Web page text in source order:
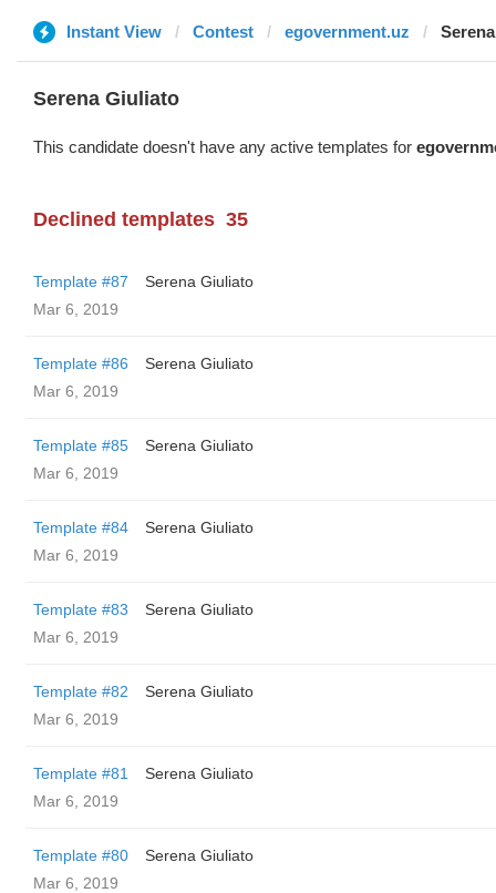
Instant View Contest egovernment.uz
Serena Giuliato
This candidate doesn't have any active templates for
Declined templates 35
Template #87
Serena Giuliato
Mar 6, 2019
Template #86
Serena Giuliato
Mar 6, 2019
Template #85
Serena Giuliato
Mar 6, 2019
Template #84
Serena Giuliato
Mar 6, 2019
Template #83
Serena Giuliato
Mar 6, 2019
Template #82
Serena Giuliato
Mar 6, 2019
Template #81
Serena Giuliato
Mar 6, 2019
Template #80
Serena Giuliato
Mar 6, 2019